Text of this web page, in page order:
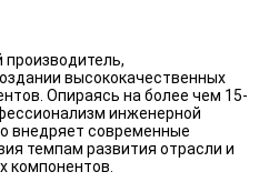
высококачественных
Опираясь на более чем 15-
инженерной
внедряет современные
темпам развития отрасли и
компонентов.